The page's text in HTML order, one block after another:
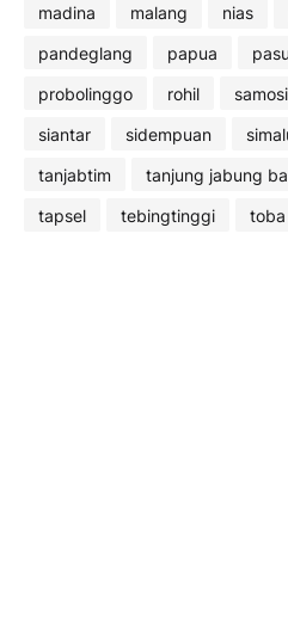
madina
malang nias
pandeglang
papua
probolinggo
rohil
siantar
sidempuan
tanjabtim
tanjung jabung
tapsel
tebingtinggi toba